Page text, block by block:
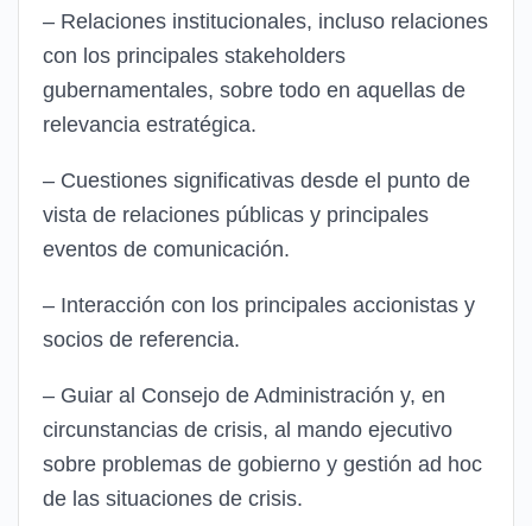
– Relaciones institucionales, incluso relaciones
con los principales stakeholders
gubernamentales, sobre todo en aquellas de
relevancia estratégica.
– Cuestiones significativas desde el punto de
vista de relaciones públicas y principales
eventos de comunicación.
– Interacción con los principales accionistas y
socios de referencia.
– Guiar al Consejo de Administración y, en
circunstancias de crisis, al mando ejecutivo
sobre problemas de gobierno y gestión ad hoc
de las situaciones de crisis.